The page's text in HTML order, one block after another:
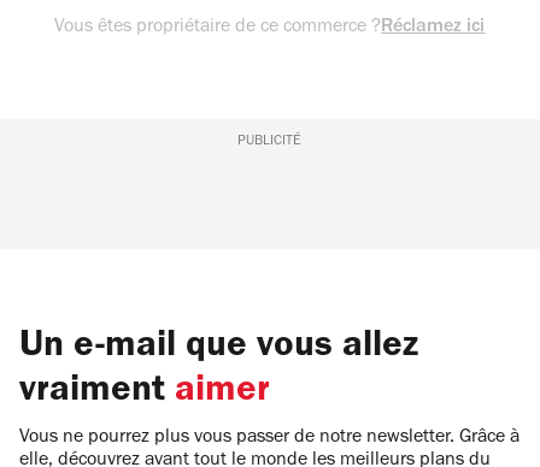
Vous êtes propriétaire de ce commerce ?Réclamez ici
PUBLICITÉ
Un e-mail que vous allez
vraiment aimer
Vous ne pourrez plus vous passer de notre newsletter. Grâce à
elle, découvrez avant tout le monde les meilleurs plans du